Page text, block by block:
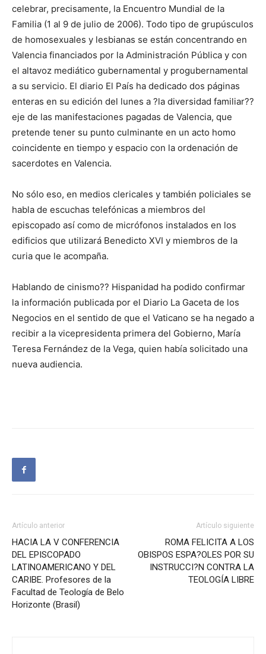
celebrar, precisamente, la Encuentro Mundial de la
Familia (1 al 9 de julio de 2006). Todo tipo de grupúsculos
de homosexuales y lesbianas se están concentrando en
Valencia financiados por la Administración Pública y con
el altavoz mediático gubernamental y progubernamental
a su servicio. El diario El País ha dedicado dos páginas
enteras en su edición del lunes a ?la diversidad familiar??
eje de las manifestaciones pagadas de Valencia, que
pretende tener su punto culminante en un acto homo
coincidente en tiempo y espacio con la ordenación de
sacerdotes en Valencia.
No sólo eso, en medios clericales y también policiales se
habla de escuchas telefónicas a miembros del
episcopado así como de micrófonos instalados en los
edificios que utilizará Benedicto XVI y miembros de la
curia que le acompaña.
Hablando de cinismo?? Hispanidad ha podido confirmar
la información publicada por el Diario La Gaceta de los
Negocios en el sentido de que el Vaticano se ha negado a
recibir a la vicepresidenta primera del Gobierno, María
Teresa Fernández de la Vega, quien había solicitado una
nueva audiencia.
Artículo anterior
HACIA LA V CONFERENCIA
DEL EPISCOPADO
LATINOAMERICANO Y DEL
CARIBE. Profesores de la
Facultad de Teología de Belo
Horizonte (Brasil)
Artículo siguiente
ROMA FELICITA A LOS
OBISPOS ESPA?OLES POR SU
INSTRUCCI?N CONTRA LA
TEOLOGÍA LIBRE